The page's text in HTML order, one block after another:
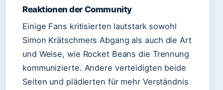
Reaktionen der Community
Einige Fans kritisierten lautstark sowohl
Simon Krätschmers Abgang als auch die Art
und Weise, wie Rocket Beans die Trennung
kommunizierte. Andere verteidigten beide
Seiten und plädierten für mehr Verständnis